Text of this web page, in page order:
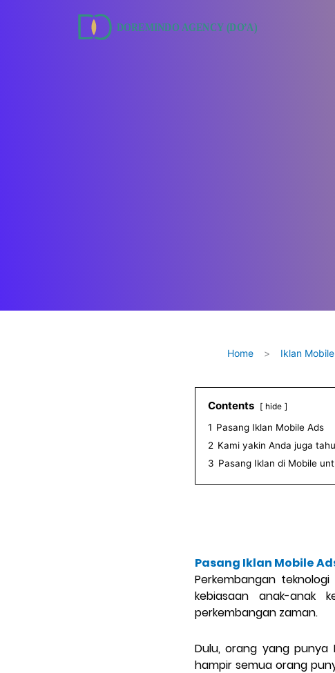
Home > Iklan Mobile
Contents hide
1 Pasang Iklan Mobile Ads
2 Kami yakin Anda juga
3 Pasang Iklan di Mobile
Pasang Iklan Mobile
Perkembangan
kebiasaan anak-anak
perkembangan zaman.
Dulu, orang yang punya
hampir semua orang